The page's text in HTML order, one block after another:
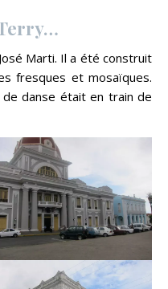
Marti. Il a été construit
fresques et mosaïques.
danse était en train de